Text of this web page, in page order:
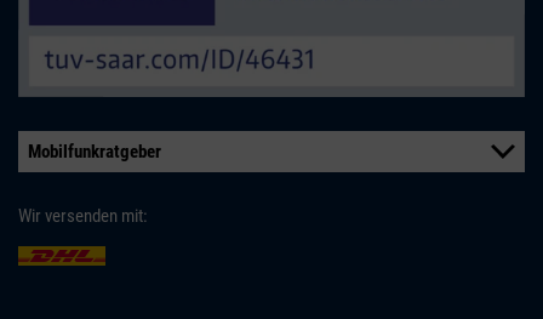
Mobilfunkratgeber
Wir versenden mit: